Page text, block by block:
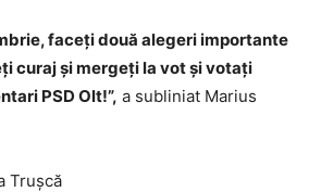
faceți două alegeri importante
curaj și mergeți la vot și votați
PSD Olt!”, a subliniat Marius
Trușcă